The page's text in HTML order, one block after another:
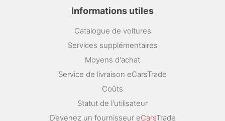
Informations utiles
Catalogue de voitures
Services supplémentaires
Moyens d'achat
Service de livraison eCarsTrade
Coûts
Statut de l'utilisateur
Devenez un fournisseur eCarsTrade